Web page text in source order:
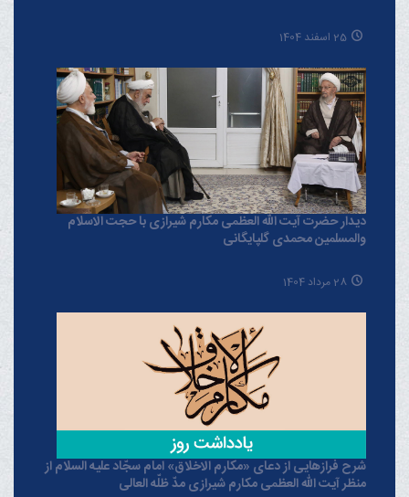
25 اسفند 1404
دیدار حضرت آیت الله العظمی مکارم شیرازی با حجت الاسلام
والمسلمین محمدی گلپایگانی
28 مرداد 1404
شرح فرازهایی از دعای «مکارم الاخلاق» امام سجّاد علیه السلام از
منظر آیت الله العظمی مکارم شیرازی مدّ ظلّه العالی